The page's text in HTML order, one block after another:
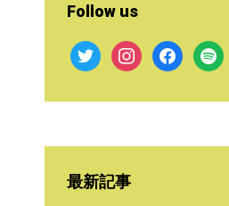
Follow us
twitter instagramfacebook
spotify
最新記事